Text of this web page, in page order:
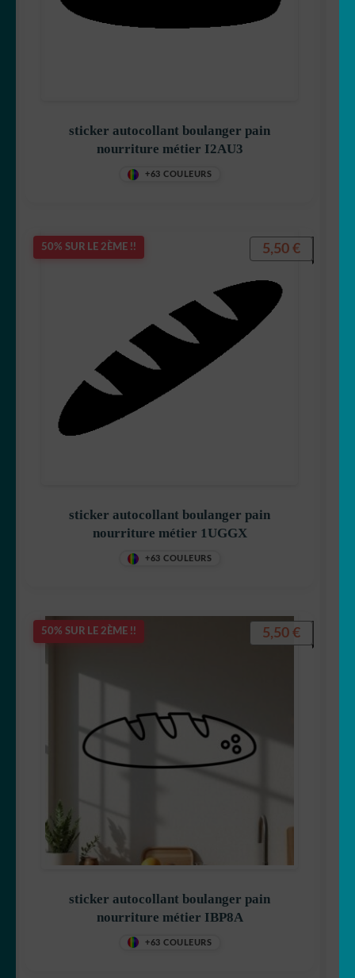
sticker autocollant boulanger pain
nourriture métier I2AU3
+63 COULEURS
50% SUR LE 2ÈME !!
sticker autocollant boulanger pain
nourriture métier 1UGGX
+63 COULEURS
5,50 €
50% SUR LE 2ÈME !!
sticker autocollant boulanger pain
nourriture métier IBP8A
+63 COULEURS
5,50 €